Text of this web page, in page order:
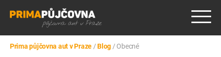
Prima půjčovna aut v Praze/Blog / Obecné